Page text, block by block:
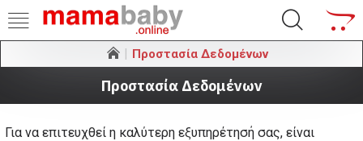
Προστασία Δεδομένων
Προστασία Δεδομένων
Για να επιτευχθεί η καλύτερη εξυπηρέτησή σας, είναι